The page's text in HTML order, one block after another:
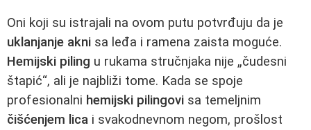
Oni koji su istrajali na ovom putu potvrđuju da je
uklanjanje akni sa leđa i ramena zaista moguće.
Hemijski piling u rukama stručnjaka nije „čudesni
štapić“, ali je najbliži tome. Kada se spoje
profesionalni hemijski pilingovi sa temeljnim
čišćenjem lica i svakodnevnom negom, prošlost